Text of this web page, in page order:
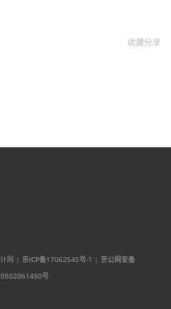
收藏分享
网 | 京ICP备17062545号-1 | 京公网安备
号